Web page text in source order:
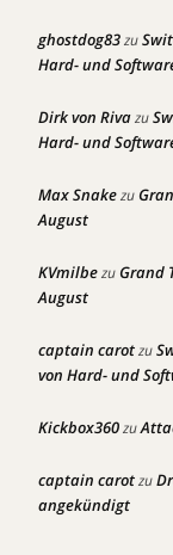
ghostdog83zu
Hard- und
Dirk von Rivazu
Hard- und
Max Snakezu
August
KVmilbezuGrand
August
captain carotzu
von Hard- und
Kickbox360zu
captain carotzu
angekündigt